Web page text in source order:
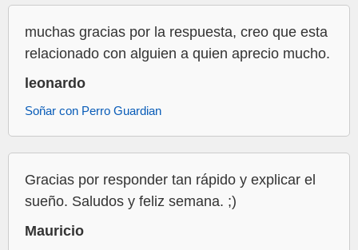
muchas gracias por la respuesta, creo que esta
relacionado con alguien a quien aprecio mucho.
leonardo
Soñar con Perro Guardian
Gracias por responder tan rápido y explicar el
sueño. Saludos y feliz semana. ;)
Mauricio